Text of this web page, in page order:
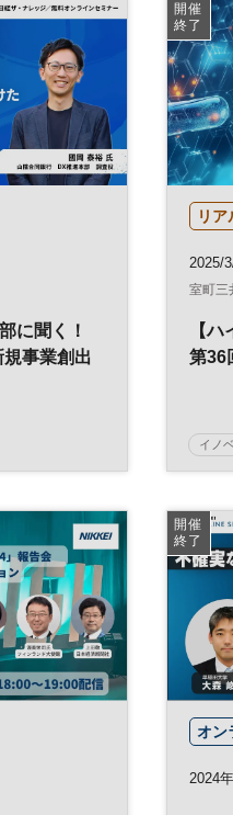
に聞く！
事業創出
開催
終了
リア
2025/
室町三
【
第36
イノ
ビジ
参加
開催
終了
オン
2024